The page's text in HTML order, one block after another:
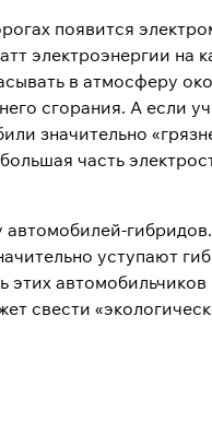
появится
электроэнергии на
в атмосферу
сгорания. А если
значительно
часть
автомобилей-
уступают
этих
свести